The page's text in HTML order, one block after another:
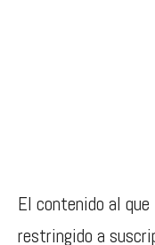
El contenido al
restringido a